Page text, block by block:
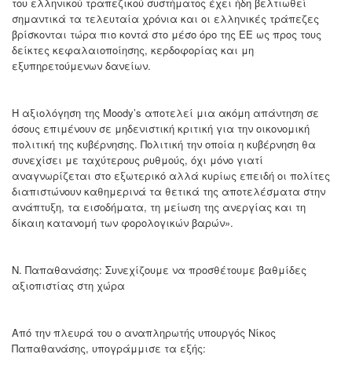
του ελληνικού τραπεζικού συστήματος έχει ήδη βελτιωθεί
σημαντικά τα τελευταία χρόνια και οι ελληνικές τράπεζες
βρίσκονται τώρα πιο κοντά στο μέσο όρο της ΕΕ ως προς τους
δείκτες κεφαλαιοποίησης, κερδοφορίας και μη
εξυπηρετούμενων δανείων.
Η αξιολόγηση της Moody’s αποτελεί μια ακόμη απάντηση σε
όσους επιμένουν σε μηδενιστική κριτική για την οικονομική
πολιτική της κυβέρνησης. Πολιτική την οποία η κυβέρνηση θα
συνεχίσει με ταχύτερους ρυθμούς, όχι μόνο γιατί
αναγνωρίζεται στο εξωτερικό αλλά κυρίως επειδή οι πολίτες
διαπιστώνουν καθημερινά τα θετικά της αποτελέσματα στην
ανάπτυξη, τα εισοδήματα, τη μείωση της ανεργίας και τη
δίκαιη κατανομή των φορολογικών βαρών».
Ν. Παπαθανάσης: Συνεχίζουμε να προσθέτουμε βαθμίδες
αξιοπιστίας στη χώρα
Από την πλευρά του ο αναπληρωτής υπουργός Νίκος
Παπαθανάσης, υπογράμμισε τα εξής: